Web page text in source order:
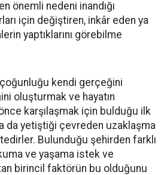
önemli nedeni inandığı
için değiştiren, inkâr eden ya
yaptıklarını görebilme
kendi gerçeğini
oluşturmak ve hayatın
karşılaşmak için bulduğu ilk
da yetiştiği çevreden uzaklaşma
Bulunduğu şehirden farklı
ve yaşama istek ve
birincil faktörün bu olduğunu